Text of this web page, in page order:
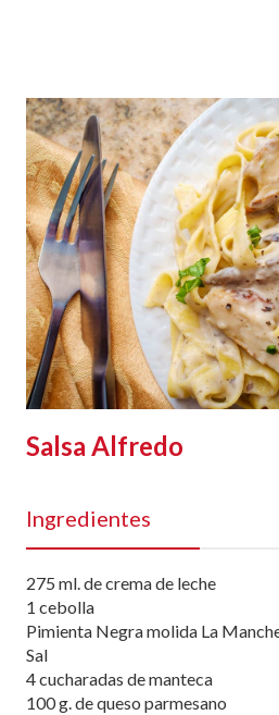
Salsa Alfredo
Ingredientes
275 ml. de crema de leche
1 cebolla
Pimienta Negra molida La
Sal
4 cucharadas de manteca
100 g. de queso parmesano